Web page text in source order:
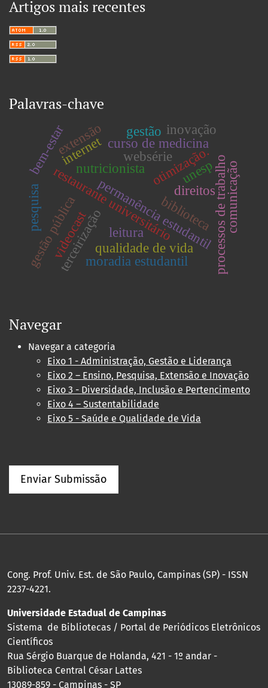
Artigos mais recentes
Palavras-chave
restaurante universitário
nutricionista
terceirizaçãopermanência estudantil
otimização.processos de trabalho
curso de medicina
bem-estar
qualidade de vida
biblioteca
leitura
gestão pública
internet
direitos
unesp
moradia estudantil
websérie
gestão inovação
pesquisa comunicação
videocast
extensão
Navegar
Navegar a categoria
Eixo 1 - Administração, Gestão e Liderança
Eixo 2 – Ensino, Pesquisa, Extensão e Inovação
Eixo 3 - Diversidade, Inclusão e Pertencimento
Eixo 4 – Sustentabilidade
Eixo 5 - Saúde e Qualidade de Vida
Enviar Submissão
Cong. Prof. Univ. Est. de São Paulo, Campinas (SP) - ISSN
2237-4221.
Universidade Estadual de Campinas
Sistema de Bibliotecas / Portal de Periódicos Eletrônicos
Científicos
Rua Sérgio Buarque de Holanda, 421 - 1º andar -
Biblioteca Central César Lattes
13089-859 - Campinas - SP